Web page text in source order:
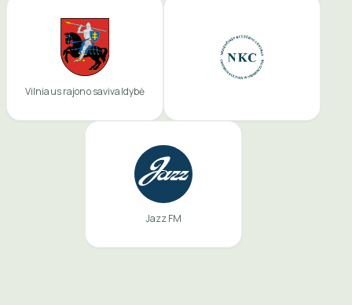
Vilniaus rajono savivaldybė
Jazz FM